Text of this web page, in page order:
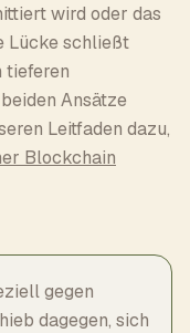
wird oder das
Lücke schließt
tieferen
Ansätze
Leitfaden dazu,
Blockchain
gegen
dagegen, sich